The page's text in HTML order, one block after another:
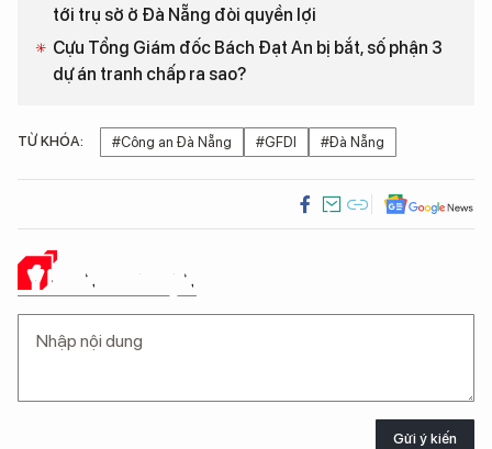
tới trụ sở ở Đà Nẵng đòi quyền lợi
Cựu Tổng Giám đốc Bách Đạt An bị bắt, số phận 3
dự án tranh chấp ra sao?
TỪ KHÓA: #Công an Đà Nẵng #GFDI #Đà Nẵng
Ý KIẾN CỦA BẠN
Gửi ý kiến